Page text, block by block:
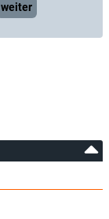
weiter